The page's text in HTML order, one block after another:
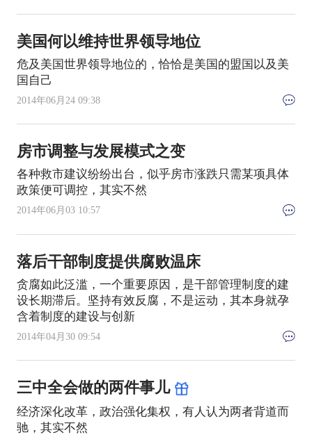
美国何以维持世界领导地位
危及美国世界领导地位的，恰恰是美国的盟国以及美
国自己
2014年06月24 09:38
房市调整与发展模式之变
各种救市建议纷纷出台，似乎房市涨跌只需某项具体
政策便可调控，其实不然
2014年06月03 10:57
落后干部制度提供腐败温床
贪腐如此泛滥，一个重要原因，是干部管理制度的建
设长期滞后。坚持有效反腐，不是运动，其本身就孕
含着制度的建设与创新
2014年04月30 09:54
三中全会做的两件事儿
经济深化改革，政治强化集权，有人认为两者背道而
驰，其实不然